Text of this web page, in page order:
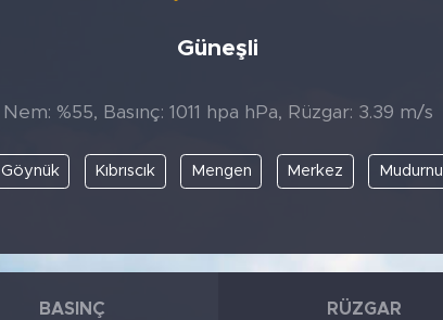
Güneşli
Nem: %55, Basınç: 1011 hpa hPa, Rüzgar: 3.39 m/s
Göynük Kıbrıscık Mengen Merkez Mudurnu
BASINÇ RÜZGAR